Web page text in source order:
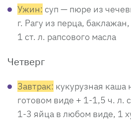
Ужин: суп — пюре из
г. Рагу из перца,
1 ст. л. рапсового масла
Четверг
Завтрак: кукурузная каша
готовом виде + 1-1,5 ч. л.
1-3 яйца в любом виде, 1